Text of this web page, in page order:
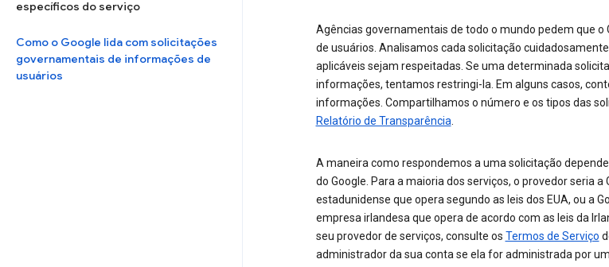
específicos do serviço
Como o Google lida com solicitações
governamentais de informações de
usuários
Agências governamentais de todo o mundo pedem que o
de usuários. Analisamos cada solicitação
aplicáveis sejam respeitadas. Se uma determinada
informações, tentamos restringi-la. Em alguns casos,
informações. Compartilhamos o número e os tipos das
Relatório de Transparência
A maneira como respondemos a uma solicitação
do Google. Para a maioria dos serviços, o provedor seria a
estadunidense que opera segundo as leis dos EUA, ou a
empresa irlandesa que opera de acordo com as leis da
seu provedor de serviços, consulte os Termos de Serviço
administrador da sua conta se ela for administrada por